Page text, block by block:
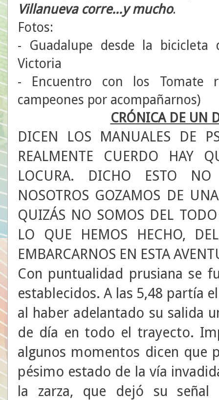
Villanueva corre...y mucho.
Fotos:
- Guadalupe desde la
Victoria
- Encuentro con los Tomate
campeones por acompañarnos)
CRÓNICA DE UN
DICEN LOS MANUALES DE
REALMENTE CUERDO HAY
LOCURA. DICHO ESTO
NOSOTROS GOZAMOS DE
QUIZÁS NO SOMOS DEL
LO QUE HEMOS HECHO,
EMBARCARNOS EN ESTA
Con puntualidad prusiana se
establecidos. A las 5,48 partía
al haber adelantado su salida
de día en todo el trayecto.
algunos momentos dicen que
pésimo estado de la vía
la zarza, que dejó su